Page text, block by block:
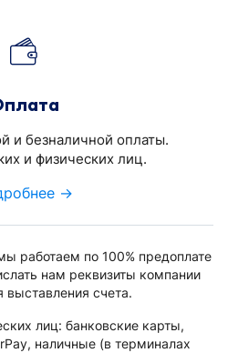
и безналичной оплаты.
и физических лиц.
→
работаем по 100% предоплате
нам реквизиты компании
выставления счета.
лиц: банковские карты,
наличные (в терминалах